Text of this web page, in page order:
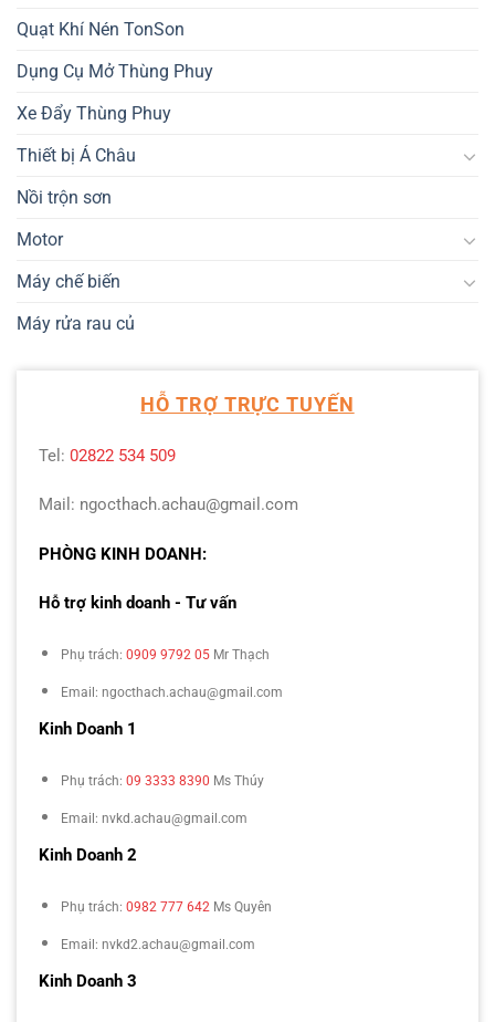
Quạt Khí Nén TonSon
Dụng Cụ Mở Thùng Phuy
Xe Đẩy Thùng Phuy
Thiết bị Á Châu
Nồi trộn sơn
Motor
Máy chế biến
Máy rửa rau củ
HỖ TRỢ TRỰC TUYẾN
Tel: 02822 534 509
Mail: ngocthach.achau@gmail.com
PHÒNG KINH DOANH:
Hỗ trợ kinh doanh - Tư vấn
Phụ trách: 0909 9792 05 Mr Thạch
Email: ngocthach.achau@gmail.com
Kinh Doanh 1
Phụ trách: 09 3333 8390 Ms Thúy
Email: nvkd.achau@gmail.com
Kinh Doanh 2
Phụ trách: 0982 777 642 Ms Quyên
Email: nvkd2.achau@gmail.com
Kinh Doanh 3